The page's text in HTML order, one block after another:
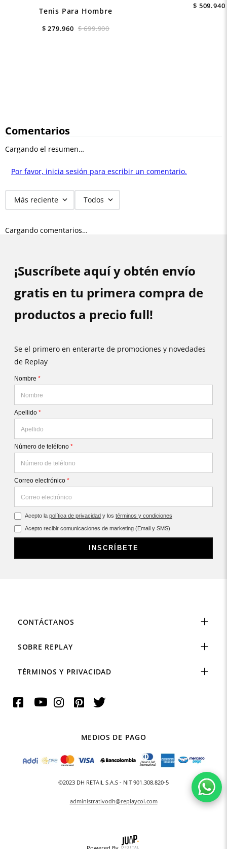
Tenis Para Hombre
$ 699.900
$ 279.960
$ 509.940
Comentarios
Cargando el resumen…
Por favor, inicia sesión para escribir un comentario.
Más reciente Todos
Cargando comentarios…
¡Suscríbete aquí y obtén envío
gratis en tu primera compra de
productos a precio full!
Se el primero en enterarte de promociones y novedades
de Replay
Nombre *
Apellido *
Número de teléfono *
Correo electrónico *
Acepto la política de privacidad y los términos y condiciones
Acepto recibir comunicaciones de marketing (Email y SMS)
INSCRÍBETE
CONTÁCTANOS
SOBRE REPLAY
TÉRMINOS Y PRIVACIDAD
MEDIOS DE PAGO
©2023 DH RETAIL S.A.S - NIT 901.308.820-5
administrativodh@replaycol.com